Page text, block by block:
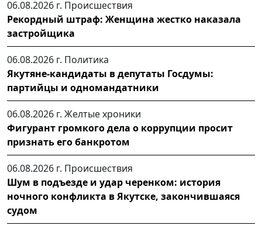
06.08.2026 г. Происшествия
Рекордный штраф: Женщина жестко наказала
застройщика
06.08.2026 г. Политика
Якутяне-кандидаты в депутаты Госдумы:
партийцы и одномандатники
06.08.2026 г. Желтые хроники
Фигурант громкого дела о коррупции просит
признать его банкротом
06.08.2026 г. Происшествия
Шум в подъезде и удар черенком: история
ночного конфликта в Якутске, закончившаяся
судом